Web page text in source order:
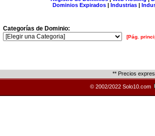
Dominios Expirados | Industrias |
Categorías de Dominio:
[Pág.
** Precios
© 2002/2022 Solo10.com